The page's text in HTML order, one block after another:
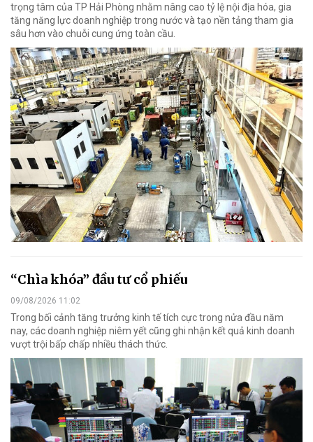
trọng tâm của TP Hải Phòng nhằm nâng cao tỷ lệ nội địa hóa, gia
tăng năng lực doanh nghiệp trong nước và tạo nền tảng tham gia
sâu hơn vào chuỗi cung ứng toàn cầu.
“Chìa khóa” đầu tư cổ phiếu
09/08/2026 11:02
Trong bối cảnh tăng trưởng kinh tế tích cực trong nửa đầu năm
nay, các doanh nghiệp niêm yết cũng ghi nhận kết quả kinh doanh
vượt trội bấp chấp nhiều thách thức.